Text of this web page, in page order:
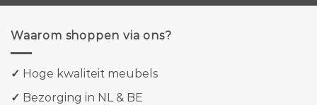
Waarom shoppen via ons?
✓ Hoge kwaliteit meubels
✓ Bezorging in NL & BE